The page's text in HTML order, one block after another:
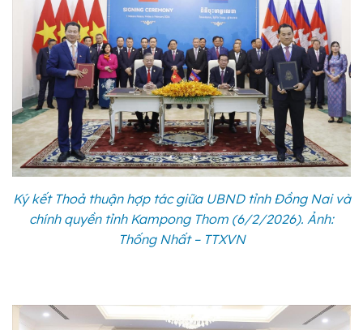
Ký kết Thoả thuận hợp tác giữa UBND tỉnh Đồng Nai và
chính quyền tỉnh Kampong Thom (6/2/2026). Ảnh:
Thống Nhất – TTXVN